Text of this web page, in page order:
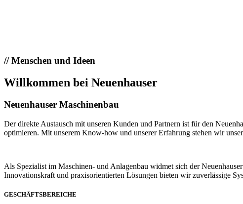
//Menschen und Ideen
Willkommen bei Neuenhauser
Neuenhauser Maschinenbau
Der direkte Austausch mit unseren Kunden und Partnern ist für den
optimieren. Mit unserem Know-how und unserer Erfahrung stehen wir
Als Spezialist im Maschinen- und Anlagenbau widmet sich der
Innovationskraft und praxisorientierten Lösungen bieten wir zuverlässige
GESCHÄFTSBEREICHE